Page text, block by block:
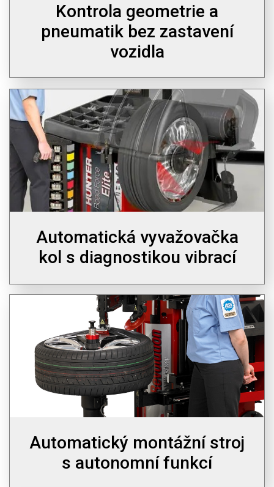
Kontrola geometrie a
pneumatik bez zastavení
vozidla
Automatická vyvažovačka
kol s diagnostikou vibrací
Automatický montážní stroj
s autonomní funkcí